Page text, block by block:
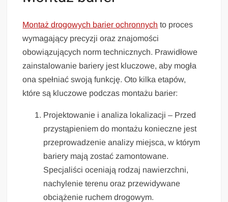
Montaż drogowych barier ochronnych to proces
wymagający precyzji oraz znajomości
obowiązujących norm technicznych. Prawidłowe
zainstalowanie bariery jest kluczowe, aby mogła
ona spełniać swoją funkcję. Oto kilka etapów,
które są kluczowe podczas montażu barier:
Projektowanie i analiza lokalizacji – Przed
przystąpieniem do montażu konieczne jest
przeprowadzenie analizy miejsca, w którym
bariery mają zostać zamontowane.
Specjaliści oceniają rodzaj nawierzchni,
nachylenie terenu oraz przewidywane
obciążenie ruchem drogowym.